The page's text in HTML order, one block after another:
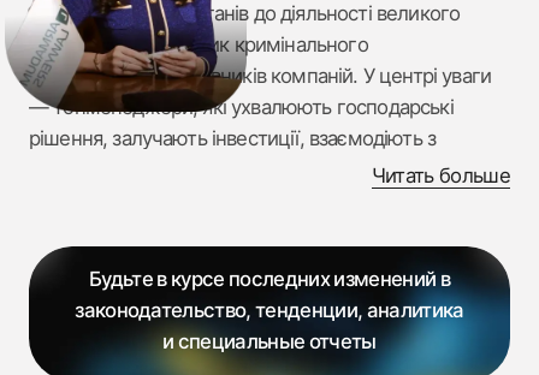
правоохоронних органів до діяльності великого
бізнесу, зростає ризик кримінального
переслідування керівників компаній. У центрі уваги
— топменеджери, які ухвалюють господарські
рішення, залучають інвестиції, взаємодіють з
державними органами або розпоряджаються
Особливо актуальним це питання стає для
підприємств, які:
беруть участь у публічних закупівлях;
мають іноземних бенефіціарів або
Читать больше
Будьте в курсе последних изменений в
законодательство, тенденции, аналитика
и специальные отчеты